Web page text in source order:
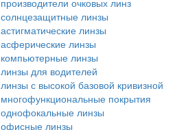
производители очковых линз
солнцезащитные линзы
астигматические линзы
асферические линзы
компьютерные линзы
линзы для водителей
линзы с высокой базовой кривизной
многофункциональные покрытия
однофокальные линзы
офисные линзы